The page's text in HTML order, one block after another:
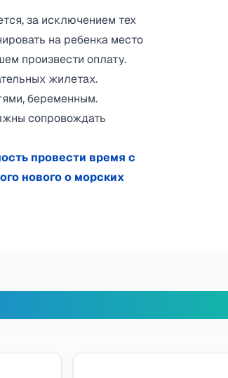
за исключением тех
на ребенка место
произвести оплату.
жилетах.
беременным.
сопровождать
провести время с
нового о морских